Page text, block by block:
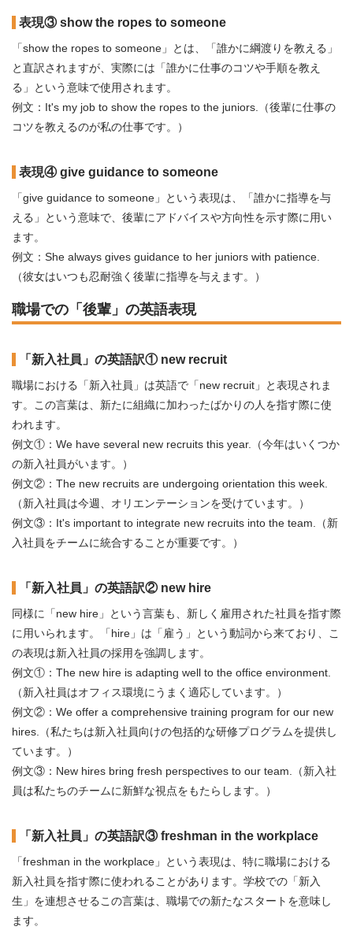
表現③ show the ropes to someone
「show the ropes to someone」とは、「誰かに綱渡りを教える」
と直訳されますが、実際には「誰かに仕事のコツや手順を教え
る」という意味で使用されます。
例文：It's my job to show the ropes to the juniors.（後輩に仕事の
コツを教えるのが私の仕事です。）
表現④ give guidance to someone
「give guidance to someone」という表現は、「誰かに指導を与
える」という意味で、後輩にアドバイスや方向性を示す際に用い
ます。
例文：She always gives guidance to her juniors with patience.
（彼女はいつも忍耐強く後輩に指導を与えます。）
職場での「後輩」の英語表現
「新入社員」の英語訳① new recruit
職場における「新入社員」は英語で「new recruit」と表現されま
す。この言葉は、新たに組織に加わったばかりの人を指す際に使
われます。
例文①：We have several new recruits this year.（今年はいくつか
の新入社員がいます。）
例文②：The new recruits are undergoing orientation this week.
（新入社員は今週、オリエンテーションを受けています。）
例文③：It's important to integrate new recruits into the team.（新
入社員をチームに統合することが重要です。）
「新入社員」の英語訳② new hire
同様に「new hire」という言葉も、新しく雇用された社員を指す際
に用いられます。「hire」は「雇う」という動詞から来ており、こ
の表現は新入社員の採用を強調します。
例文①：The new hire is adapting well to the office environment.
（新入社員はオフィス環境にうまく適応しています。）
例文②：We offer a comprehensive training program for our new
hires.（私たちは新入社員向けの包括的な研修プログラムを提供し
ています。）
例文③：New hires bring fresh perspectives to our team.（新入社
員は私たちのチームに新鮮な視点をもたらします。）
「新入社員」の英語訳③ freshman in the workplace
「freshman in the workplace」という表現は、特に職場における
新入社員を指す際に使われることがあります。学校での「新入
生」を連想させるこの言葉は、職場での新たなスタートを意味し
ます。